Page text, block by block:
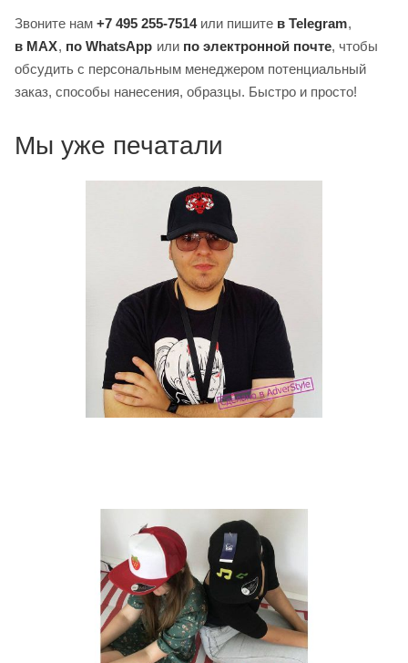
Звоните нам +7 495 255-7514или пишите в Telegram,
в MAX, по WhatsApp или по электронной почте, чтобы
обсудить с персональным менеджером потенциальный
заказ, способы нанесения, образцы. Быстро и просто!
Мы уже печатали